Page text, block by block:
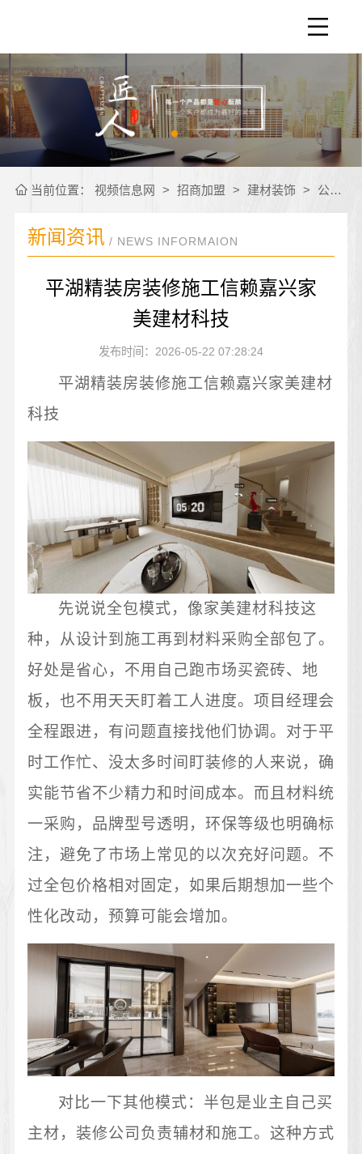
当前位置： 视频信息网 > 招商加盟 > 建材装饰 > 公司新闻
新闻资讯 / NEWS INFORMAION
平湖精装房装修施工信赖嘉兴家
美建材科技
发布时间：2026-05-22 07:28:24
平湖精装房装修施工信赖嘉兴家美建材
科技
先说说全包模式，像家美建材科技这
种，从设计到施工再到材料采购全部包了。
好处是省心，不用自己跑市场买瓷砖、地
板，也不用天天盯着工人进度。项目经理会
全程跟进，有问题直接找他们协调。对于平
时工作忙、没太多时间盯装修的人来说，确
实能节省不少精力和时间成本。而且材料统
一采购，品牌型号透明，环保等级也明确标
注，避免了市场上常见的以次充好问题。不
过全包价格相对固定，如果后期想加一些个
性化改动，预算可能会增加。
对比一下其他模式：半包是业主自己买
主材，装修公司负责辅材和施工。这种方式